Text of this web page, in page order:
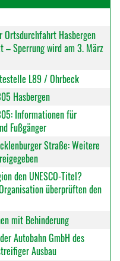
Ortsdurchfahrt Hasbergen
– Sperrung wird am 3. März
L89 / Ohrbeck
Hasbergen
Informationen für
Fußgänger
Straße: Weitere
den UNESCO-Titel?
überprüften den
mit Behinderung
Autobahn GmbH des
Ausbau